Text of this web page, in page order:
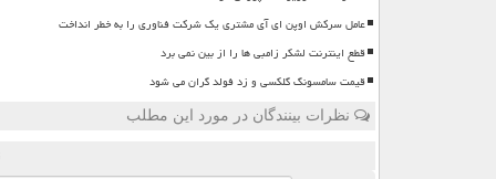
عامل سرکش اوپن ای آی مشتری یک شرکت فناوری را به خطر انداخت
قطع اینترنت لشکر زامبی ها را از بین نمی برد
قیمت سامسونگ گلکسی و زد فولد گران می شود
نظرات بینندگان در مورد این مطلب